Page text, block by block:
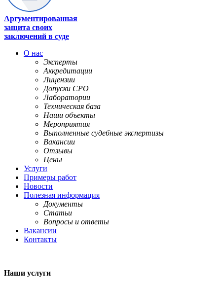
Аргументированная
защита своих
заключений в суде
О нас
Эксперты
Аккредитации
Лицензии
Допуски СРО
Лаборатории
Техническая база
Наши объекты
Мероприятия
Выполненные судебные экспертизы
Вакансии
Отзывы
Цены
Услуги
Примеры работ
Новости
Полезная информация
Документы
Статьи
Вопросы и ответы
Вакансии
Контакты
Наши услуги